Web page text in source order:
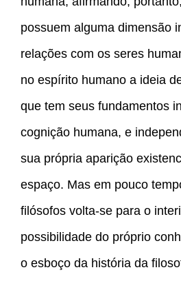
possuem alguma dimensão
relações com os seres
no espírito humano a ideia
que tem seus fundamentos
cognição humana, e
sua própria aparição
espaço. Mas em pouco
filósofos volta-se para o
possibilidade do próprio
o esboço da história da